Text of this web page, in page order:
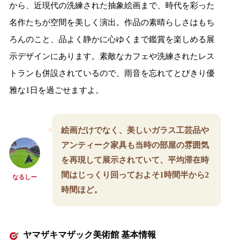
から、近現代の洗練された抽象絵画まで、時代を彩った
名作たちが空間を美しく演出。作品の素晴らしさはもち
ろんのこと、品よく静かに心ゆくまで鑑賞を楽しめる展
示デザインにあります。素敵なカフェや洗練されたレス
トランも併設されているので、雨音を忘れてとびきり優
雅な1日を過ごせますよ。
なるしー
絵画だけでなく、美しいガラス工芸品や
アンティーク家具も当時の部屋の雰囲気
を再現して展示されていて、平均滞在時
間はじっくり回っておよそ1時間半から2
時間ほど。
ヤマザキマザック美術館 基本情報